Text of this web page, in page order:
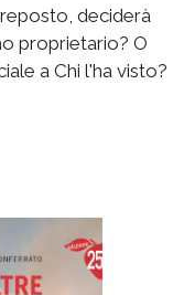
deciderà
proprietario? O
a Chi l'ha visto?